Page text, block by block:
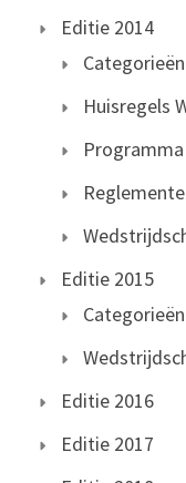
Editie 2014
Categorieën
Huisregels
Programma
Editie 2015
Categorieën
Editie 2016
Editie 2017